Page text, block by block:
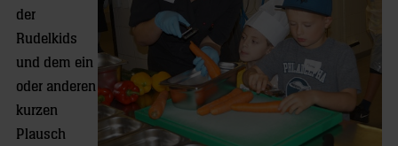
der
Rudelkids
und dem ein
oder anderen
kurzen
Plausch